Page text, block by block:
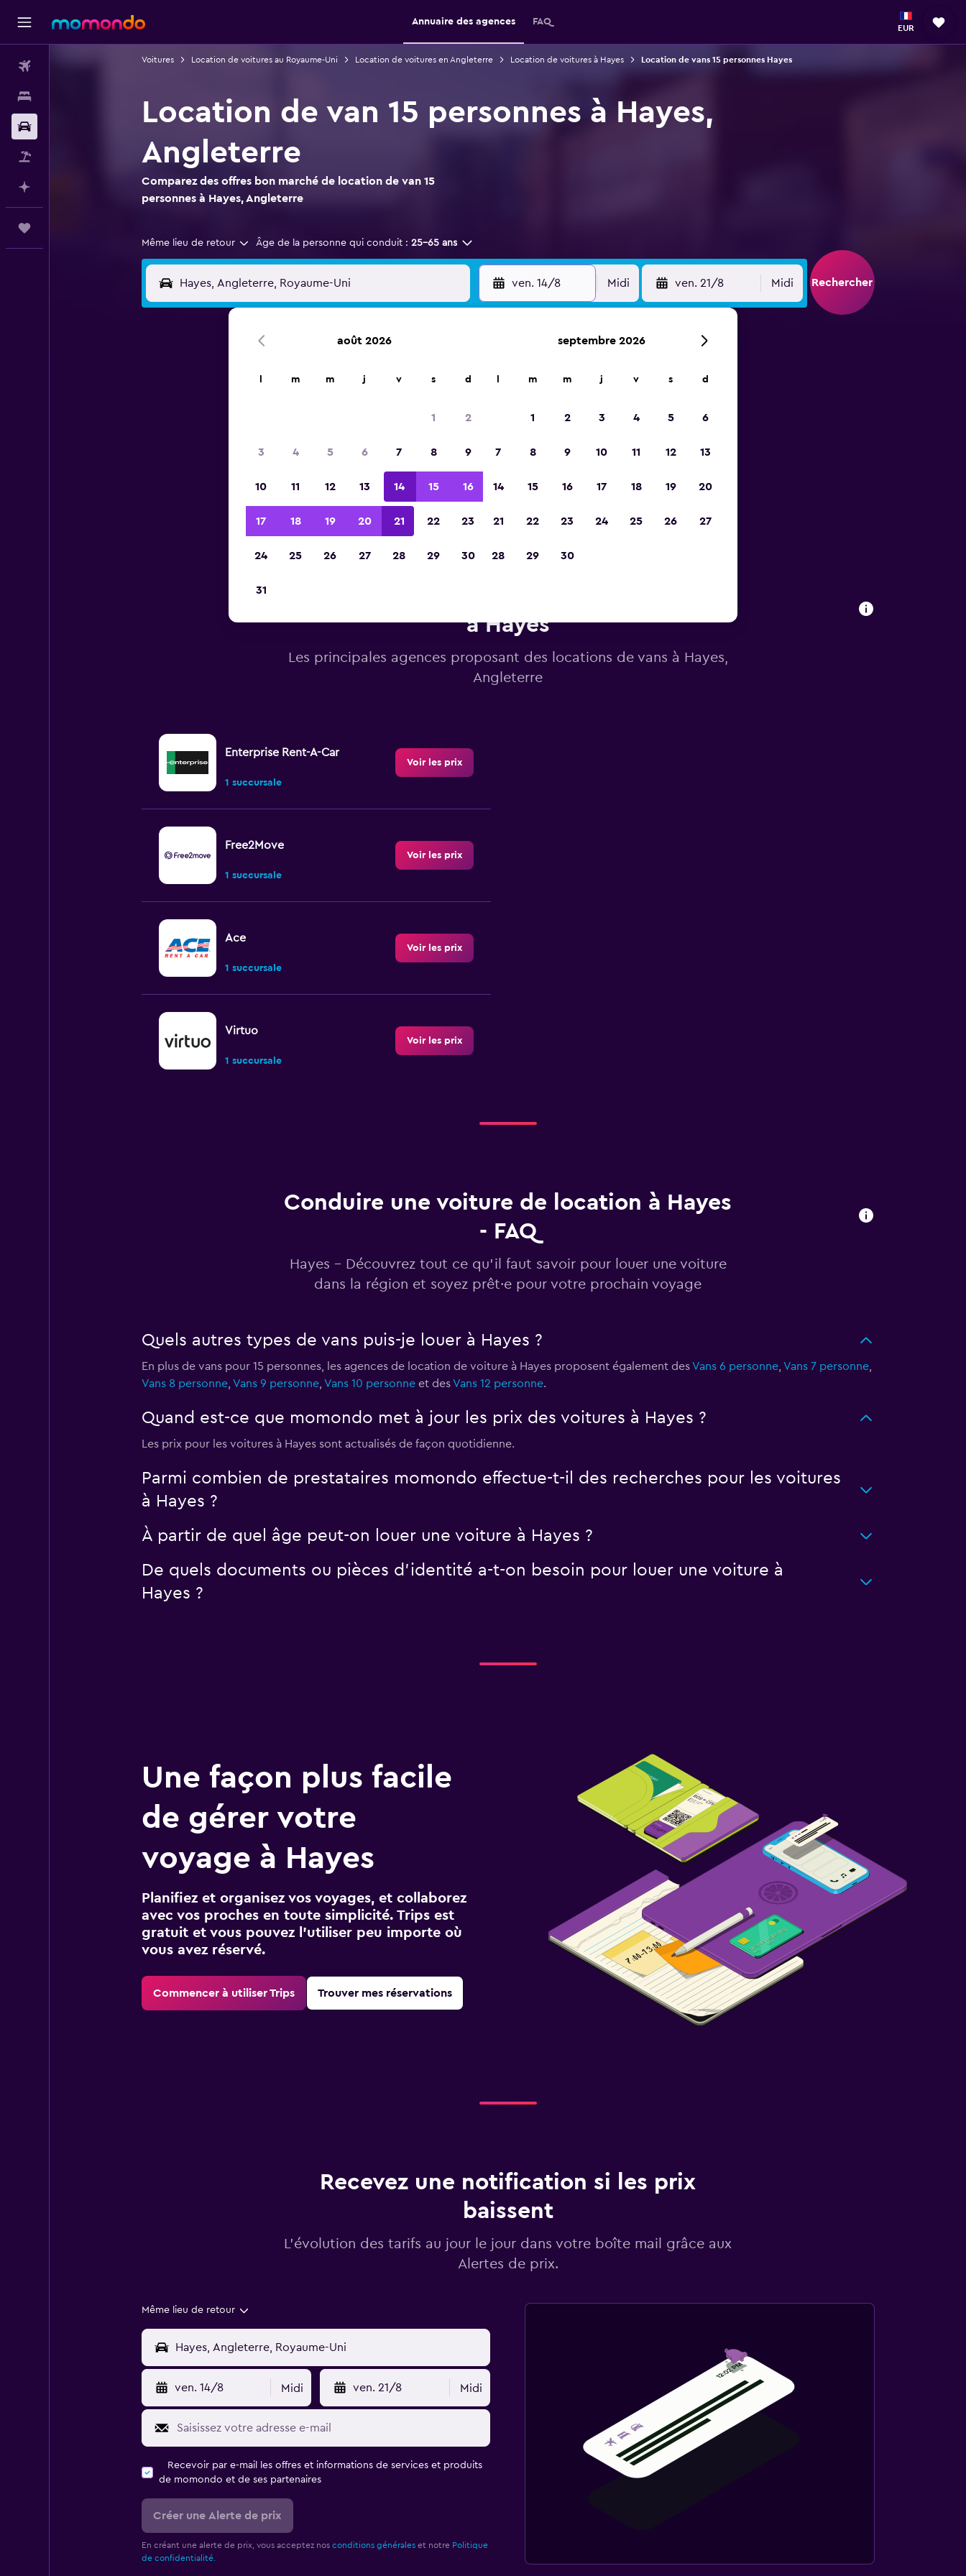
Annuaire des agences FAQ
EUR
Voitures Location de voitures au Royaume-Uni Location de voitures en Angleterre Location de voitures à Hayes Location de vans 15 personnes Hayes
Location de van 15 personnes à Hayes,
Angleterre
Comparez des offres bon marché de location de van 15
personnes à Hayes, Angleterre
Même lieu de retour Âge de la personne qui conduit : 25-65 ans
ven. 14/8 Midi ven. 21/8 Midi Rechercher
2023
à Hayes
Les principales agences proposant des locations de vans à Hayes,
Angleterre
Enterprise Rent-A-Car
1 succursale
Voir les prix
Free2Move
1 succursale
Voir les prix
Ace
1 succursale
Voir les prix
Virtuo
1 succursale
Voir les prix
1 succursale
Voir les prix
Conduire une voiture de location à Hayes
- FAQ
Hayes - Découvrez tout ce qu’il faut savoir pour louer une voiture
dans la région et soyez prêt·e pour votre prochain voyage
Quels autres types de vans puis-je louer à Hayes ?
En plus de vans pour 15 personnes, les agences de location de voiture à Hayes proposent également desVans 6 personne, Vans 7 personne,
Vans 8 personne, Vans 9 personne, Vans 10 personneet desVans 12 personne.
Quand est-ce que momondo met à jour les prix des voitures à Hayes ?
Les prix pour les voitures à Hayes sont actualisés de façon quotidienne.
Parmi combien de prestataires momondo effectue-t-il des recherches pour les voitures
à Hayes ?
À partir de quel âge peut-on louer une voiture à Hayes ?
De quels documents ou pièces d'identité a-t-on besoin pour louer une voiture à
Hayes ?
Une façon plus facile
de gérer votre
voyage à Hayes
Planifiez et organisez vos voyages, et collaborez
avec vos proches en toute simplicité. Trips est
gratuit et vous pouvez l’utiliser peu importe où
vous avez réservé.
Commencer à utiliser Trips Trouver mes réservations
Recevez une notification si les prix
baissent
L’évolution des tarifs au jour le jour dans votre boîte mail grâce aux
Alertes de prix.
Même lieu de retour
ven. 14/8 Midi ven. 21/8 Midi
Recevoir par e-mail les offres et informations de services et produits
de momondo et de ses partenaires
Créer une Alerte de prix
En créant une alerte de prix, vous acceptez nos conditions généraleset notre Politique
de confidentialité.
août 2026
m m j v s d
1 2
3 4 5 6 7 8 9
10 11 12 13 14 15 16
17 18 19 20 21 22 23
24 25 26 27 28 29 30
31
septembre 2026
m m j v s d
1 2 3 4 5 6
7 8 9 10 11 12 13
14 15 16 17 18 19 20
21 22 23 24 25 26 27
28 29 30